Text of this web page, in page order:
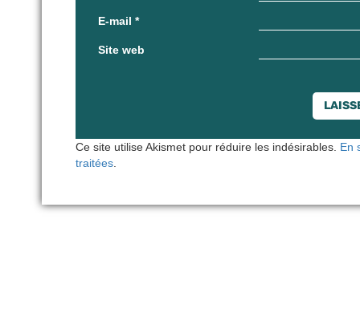
E-mail *
Site web
Ce site utilise Akismet pour réduire les indésirables. En
traitées